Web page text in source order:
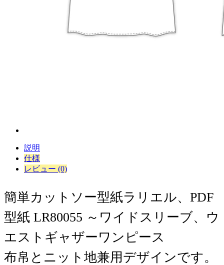
説明
仕様
レビュー (0)
簡単カットソー型紙ラリエル、PDF
型紙 LR80055 ～ワイドスリーブ、ウ
エストギャザーワンピース
布帛とニット地兼用デザインです。